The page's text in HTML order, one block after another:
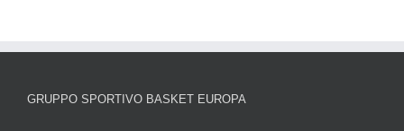
GRUPPO SPORTIVO BASKET EUROPA